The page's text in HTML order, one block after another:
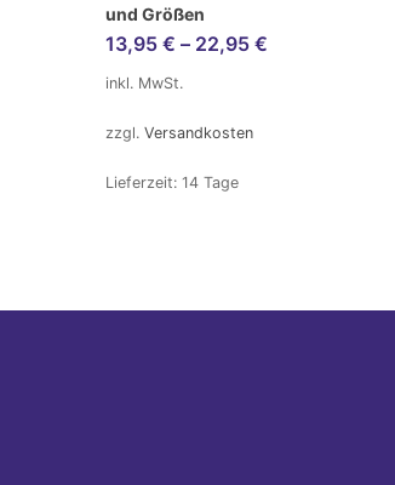
und Größen
13,95 € – 22,95 €
inkl. MwSt.
zzgl. Versandkosten
Lieferzeit: 14 Tage